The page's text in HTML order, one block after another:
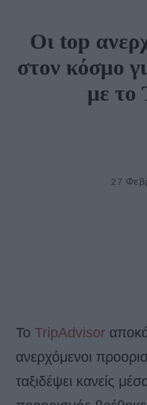
Οι top
στον κόσμο
με το
27
To TripAdvisor
ανερχόμενοι
ταξιδέψει κανείς